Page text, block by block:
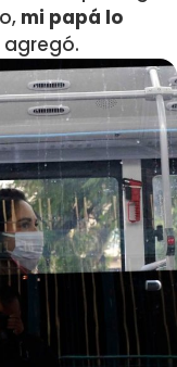
mi papá lo
agregó.